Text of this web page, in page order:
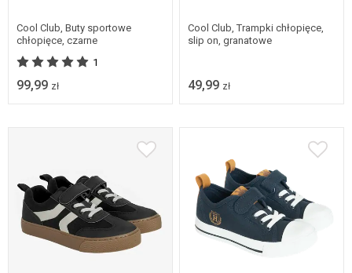
Cool Club, Buty sportowe
chłopięce, czarne
1
99,99 zł
Cool Club, Trampki chłopięce,
slip on, granatowe
49,99 zł